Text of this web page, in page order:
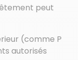
peut
(comme P
autorisés